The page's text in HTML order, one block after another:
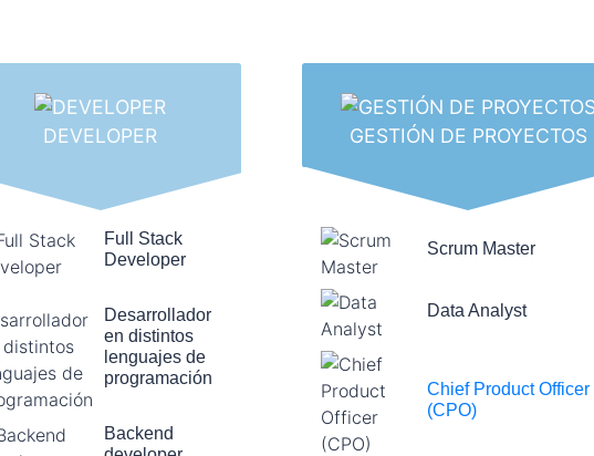
DEVELOPER
Full Stack
Developer
Desarrollador
en distintos
lenguajes de
programación
Backend
GESTIÓN DE PROYECTOS
Scrum Master
Data Analyst
Chief Product Officer
(CPO)